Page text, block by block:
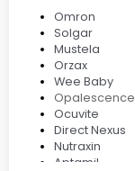
Omron
Solgar
Mustela
Orzax
Wee Baby
Opalescence
Ocuvite
Direct Nexus
Nutraxin
Aptamil